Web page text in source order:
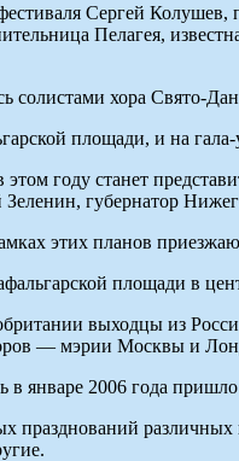
Сергей Колушев,
Пелагея,
хора Свято-
площади, и на
году станет
губернатор
этих планов
площади в
выходцы из
— мэрии Москвы и
январе 2006 года пришло
празднований